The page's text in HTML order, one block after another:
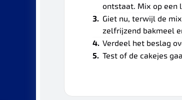
ontstaat. Mix op een
Giet nu, terwijl de
zelfrijzend bakmeel
Verdeel het beslag
Test of de cakejes